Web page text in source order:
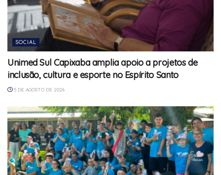
SOCIAL
Unimed Sul Capixaba amplia apoio a projetos de
inclusão, cultura e esporte no Espírito Santo
5 DE AGOSTO DE 2026